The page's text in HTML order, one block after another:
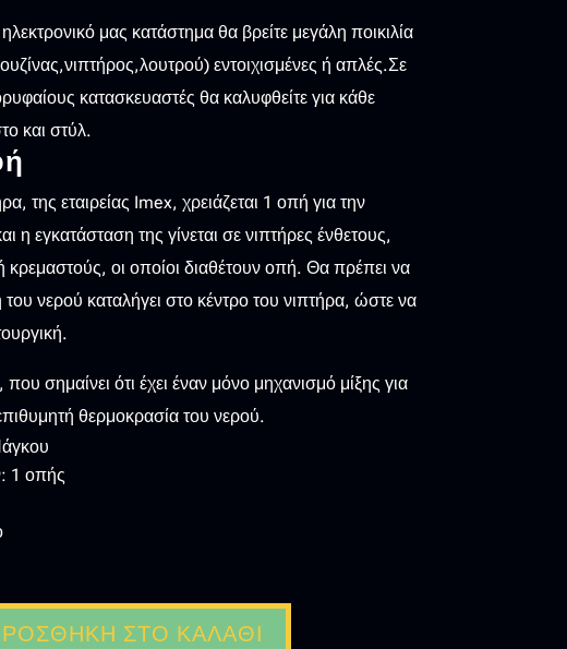
μας κατάστημα θα βρείτε μεγάλη ποικιλία
εντοιχισμένες ή απλές.Σε
κατασκευαστές θα καλυφθείτε για κάθε
και στύλ.
της εταιρείας Imex, χρειάζεται 1 οπή για την
η εγκατάσταση της γίνεται σε νιπτήρες ένθετους,
οι οποίοι διαθέτουν οπή. Θα πρέπει να
του νερού καταλήγει στο κέντρο του νιπτήρα, ώστε να
που σημαίνει ότι έχει έναν μόνο μηχανισμό μίξης για
θερμοκρασία του νερού.
1 οπής
ΣΤΟ ΚΑΛΆΘΙ